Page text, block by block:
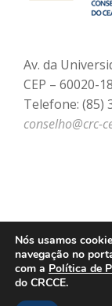
Av. da
CEP – 60020-
Telefone: (85)
conselho@crc-
Nós usamos
navegação no
com a Política de
do CRCCE.